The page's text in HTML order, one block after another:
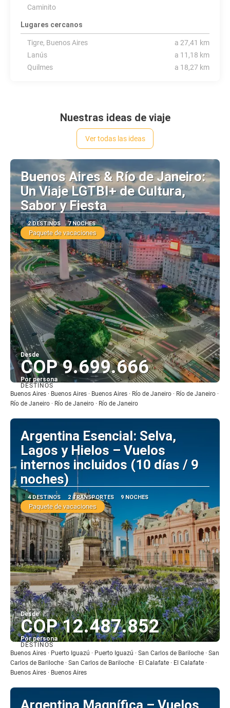
Caminito
Lugares cercanos
Tigre, Buenos Aires
a 27,41 km
Lanús
a 11,18 km
Quilmes
a 18,27 km
Nuestras ideas de viaje
Ver todas las ideas
Buenos Aires & Río de Janeiro:
Un Viaje LGTBI+ de Cultura,
Sabor y Fiesta
2 DESTINOS 7 NOCHES
Paquete de vacaciones
Desde
COP 9.699.666
Por persona
Ver
DESTINOS
Buenos Aires · Buenos Aires · Buenos Aires · Río de Janeiro · Río de Janeiro ·
Río de Janeiro · Río de Janeiro · Río de Janeiro
Argentina Esencial: Selva,
Lagos y Hielos – Vuelos
internos incluidos (10 días / 9
noches)
4 DESTINOS 2 TRANSPORTES 9 NOCHES
Paquete de vacaciones
Desde
COP 12.487.852
Por persona
Ver
DESTINOS
Buenos Aires · Puerto Iguazú · Puerto Iguazú · San Carlos de Bariloche · San
Carlos de Bariloche · San Carlos de Bariloche · El Calafate · El Calafate ·
Buenos Aires · Buenos Aires